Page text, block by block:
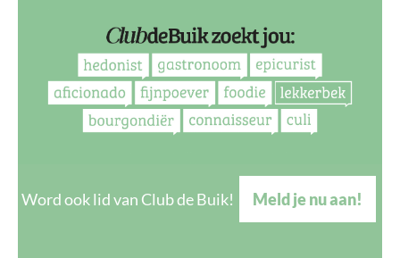
Word ook lid van Club de Buik! Meld je nu aan!